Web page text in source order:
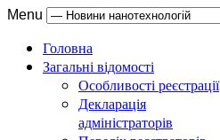
Menu
Головна
Загальні відомості
Особливості реєстрації
Декларація
адміністраторів